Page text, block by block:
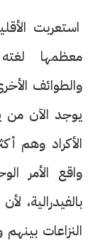
استعربت
معظمها
والطوائف
يوجد الآن من
الأكراد وهم
واقع الأمر
النزاعات